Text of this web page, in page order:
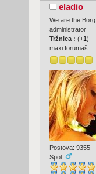
eladio
We are the Borg
administrator
Tržnica : (+1)
maxi forumaš
Postova: 9355
Spol: